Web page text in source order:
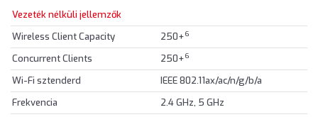
Vezeték nélküli jellemzők
Wireless Client Capacity
250+6
Concurrent Clients 250+6
Wi-Fi sztenderd
IEEE 802.11ax/ac/n/g/b/a
Frekvencia
2.4 GHz, 5 GHz